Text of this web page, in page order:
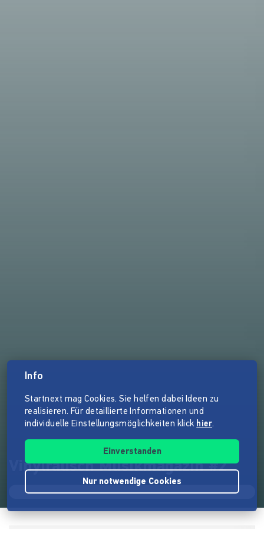
Vinylrausch Musikmagazin #2
Info
Startnext mag Cookies. Sie helfen dabei Ideen zu
realisieren. Für detaillierte Informationen und
individuelle Einstellungsmöglichkeiten klick hier.
Einverstanden
Nur notwendige Cookies